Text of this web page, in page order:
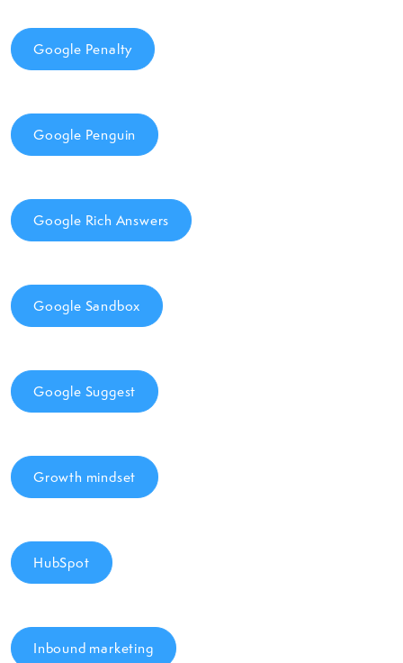
Google Penalty
Google Penguin
Google Rich Answers
Google Sandbox
Google Suggest
Growth mindset
HubSpot
Inbound marketing